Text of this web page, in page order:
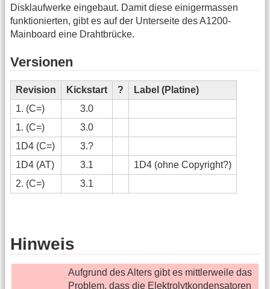
Disklaufwerke eingebaut. Damit diese einigermassen
funktionierten, gibt es auf der Unterseite des A1200-
Mainboard eine Drahtbrücke.
Versionen
Revision Kickstart ?
Label (Platine)
1. (C=)
3.0
1. (C=)
3.0
1D4 (C=)
3.?
1D4 (AT)
3.1
1D4 (ohne Copyright?)
2. (C=)
3.1
Hinweis
Aufgrund des Alters gibt es mittlerweile das
Problem, dass die Elektrolytkondensatoren